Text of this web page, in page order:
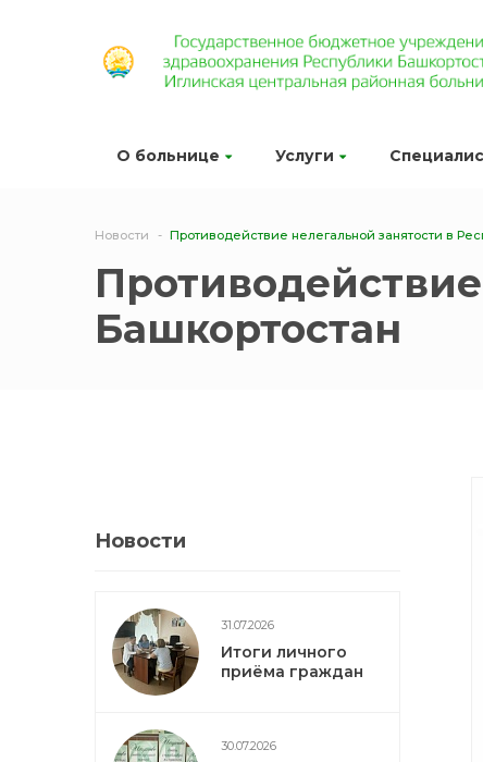
О больнице Услуги
Новости Противодействие нелегальной занятости в
Башкортостан
Новости
31.07.2026
Итоги личного
приёма граждан
30.07.2026